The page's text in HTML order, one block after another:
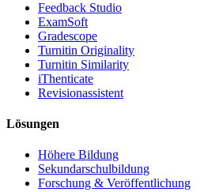
Feedback Studio
ExamSoft
Gradescope
Turnitin Originality
Turnitin Similarity
iThenticate
Revisionassistent
Lösungen
Höhere Bildung
Sekundarschulbildung
Forschung & Veröffentlichung